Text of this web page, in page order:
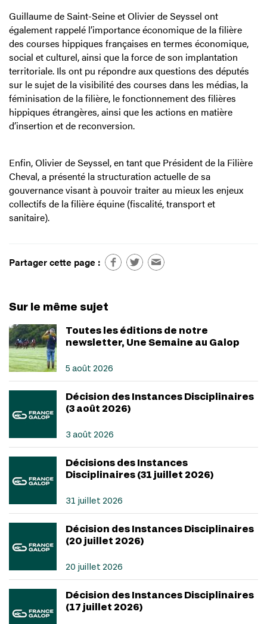
Guillaume de Saint-Seine et Olivier de Seyssel ont
également rappelé l’importance économique de la filière
des courses hippiques françaises en termes économique,
social et culturel, ainsi que la force de son implantation
territoriale. Ils ont pu répondre aux questions des députés
sur le sujet de la visibilité des courses dans les médias, la
féminisation de la filière, le fonctionnement des filières
hippiques étrangères, ainsi que les actions en matière
d’insertion et de reconversion.
Enfin, Olivier de Seyssel, en tant que Président de la Filière
Cheval, a présenté la structuration actuelle de sa
gouvernance visant à pouvoir traiter au mieux les enjeux
collectifs de la filière équine (fiscalité, transport et
sanitaire).
Partager cette page :
Sur le même sujet
Toutes les éditions de notre
newsletter, Une Semaine au Galop
5 août 2026
Décision des Instances Disciplinaires
(3 août 2026)
3 août 2026
Décisions des Instances
Disciplinaires (31 juillet 2026)
31 juillet 2026
Décision des Instances Disciplinaires
(20 juillet 2026)
20 juillet 2026
Décision des Instances Disciplinaires
(17 juillet 2026)